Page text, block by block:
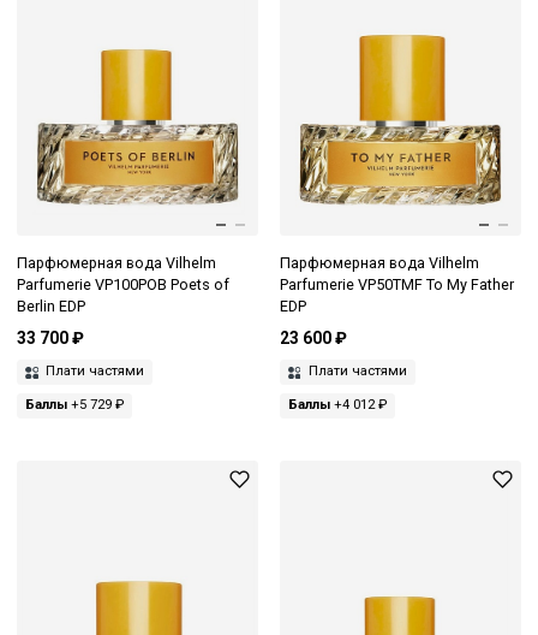
Парфюмерная вода Vilhelm
Parfumerie VP100POB Poets of
Berlin EDP
33 700 ₽
Плати частями
Баллы +5 729 ₽
Парфюмерная вода Vilhelm
Parfumerie VP50TMF To My Father
EDP
23 600 ₽
Плати частями
Баллы+4 012 ₽